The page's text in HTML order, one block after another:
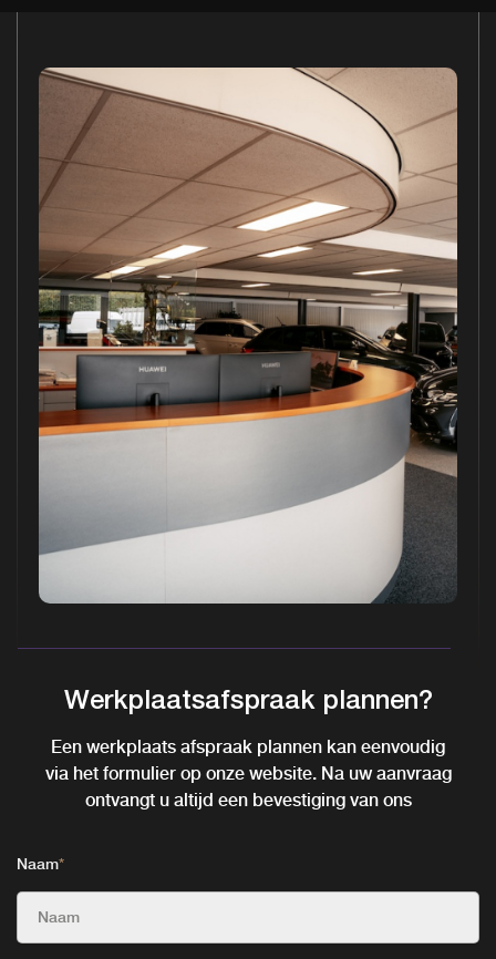
Werkplaatsafspraak plannen?
Een werkplaats afspraak plannen kan eenvoudig
via het formulier op onze website. Na uw aanvraag
ontvangt u altijd een bevestiging van ons
Naam*